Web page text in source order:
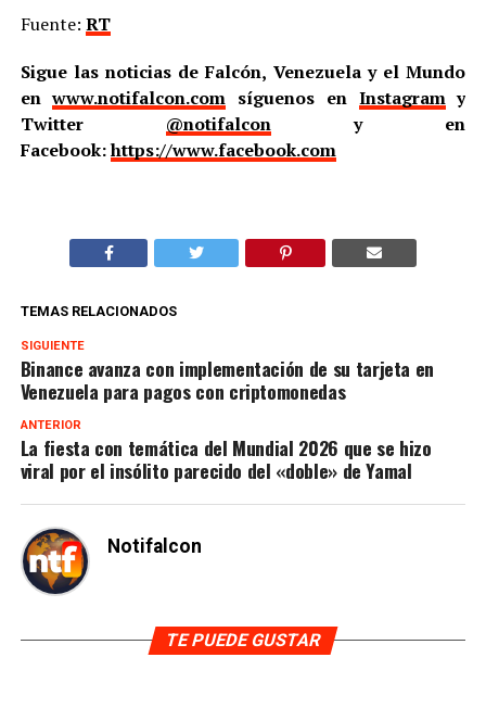
Fuente: RT
Sigue las noticias de Falcón, Venezuela y el Mundo
enwww.notifalcon.com síguenos en Instagramy
Twitter @notifalcony en
Facebook:https://www.facebook.com
TEMAS RELACIONADOS
SIGUIENTE
Binance avanza con implementación de su tarjeta en
Venezuela para pagos con criptomonedas
ANTERIOR
La fiesta con temática del Mundial 2026 que se hizo
viral por el insólito parecido del «doble» de Yamal
Notifalcon
TE PUEDE GUSTAR